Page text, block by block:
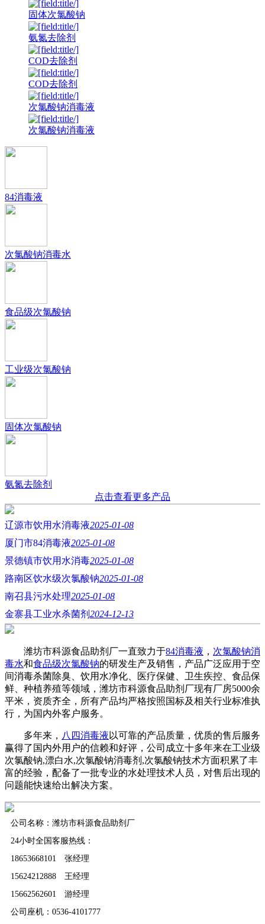
固体次氯酸钠
氨氮去除剂
COD去除剂
COD去除剂
次氯酸钠消毒液
次氯酸钠消毒液
84消毒液
次氯酸钠消毒水
食品级次氯酸钠
工业级次氯酸钠
固体次氯酸钠
氨氮去除剂
点击查看更多产品
辽源市饮用水消毒液2025-01-08
厦门市84消毒液2025-01-08
景德镇市饮用水消毒2025-01-08
路南区饮水级次氯酸钠2025-01-08
南召县污水处理2025-01-08
金寨县工业水杀菌剂 2024-12-13
潍坊市科源食品助剂厂一直致力于84消毒液 ， 次氯酸钠消
毒水和食品级次氯酸钠的研发生产及销售，产品广泛应用于空
间消毒杀菌除臭、饮用水净化、医疗保健、卫生疾控、食品保
鲜、种植养殖等领域，潍坊市科源食品助剂厂现有厂房5000余
平米，资质齐全，所有产品均严格按照国标及相关行业标准执
行，为国内外客户服务。
多年来， 八四消毒液 以可靠的产品质量，优质的售后服务
赢得了国内外用户的信赖和好评，公司成立十多年来在工业级
次氯酸钠,漂白水,次氯酸钠消毒剂,次氯酸钠技术方面积累了丰
富的经验，配备了一批专业的水处理技术人员，对售后出现的
问题能快速给出解决方案。
公司名称：潍坊市科源食品助剂厂
24小时全国客服热线：
18653668101 张经理
15624212888 王经理
15662562601 游经理
公司座机：0536-4101777